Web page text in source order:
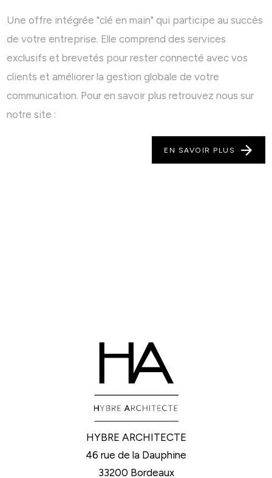
Une offre intégrée "clé en main" qui participe au succès
de votre entreprise. Elle comprend des services
exclusifs et brevetés pour rester connecté avec vos
clients et améliorer la gestion globale de votre
communication. Pour en savoir plus retrouvez nous sur
notre site :
EN SAVOIR PLUS
HYBRE ARCHITECTE
46 rue de la Dauphine
33200 Bordeaux